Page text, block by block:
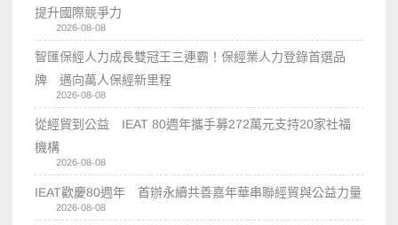
提升國際競爭力
2026-08-08
智匯保經人力成長雙冠王三連霸！保經業人力登錄首選品
牌 邁向萬人保經新里程
2026-08-08
從經貿到公益 IEAT 80週年攜手募272萬元支持20家社福
機構
2026-08-08
IEAT歡慶80週年 首辦永續共善嘉年華串聯經貿與公益力量
2026-08-08